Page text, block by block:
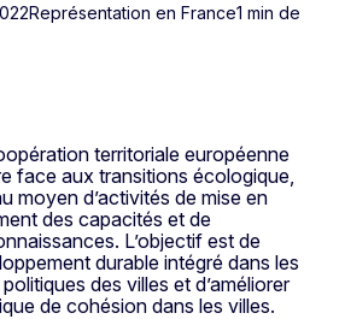
Représentation en France1 min de
territoriale européenne
face aux transitions écologique,
moyen d’activités de mise en
des capacités et de
L’objectif est de
durable intégré dans les
des villes et d’améliorer
de cohésion dans les villes.